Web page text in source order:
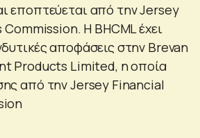
εποπτεύεται από την Jersey
Η BHCML έχει
αποφάσεις στην Brevan
Products Limited, η οποία
από την Jersey Financial